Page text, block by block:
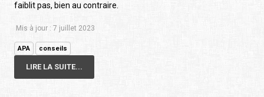
faiblit pas, bien au contraire.
Mis à jour : 7 juillet 2023
APA conseils
LIRE LA SUITE...